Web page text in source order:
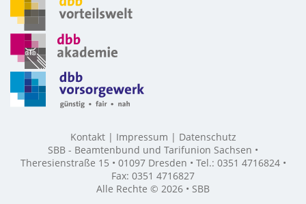
Kontakt Impressum
Datenschutz
SBB - Beamtenbund und Tarifunion Sachsen •
Theresienstraße 15 • 01097 Dresden • Tel.: 0351 4716824 •
Fax: 0351 4716827
Alle Rechte © 2026 • SBB